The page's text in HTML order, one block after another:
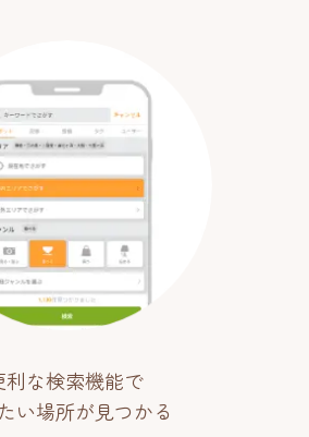
利な検索機能で
い場所が見つかる